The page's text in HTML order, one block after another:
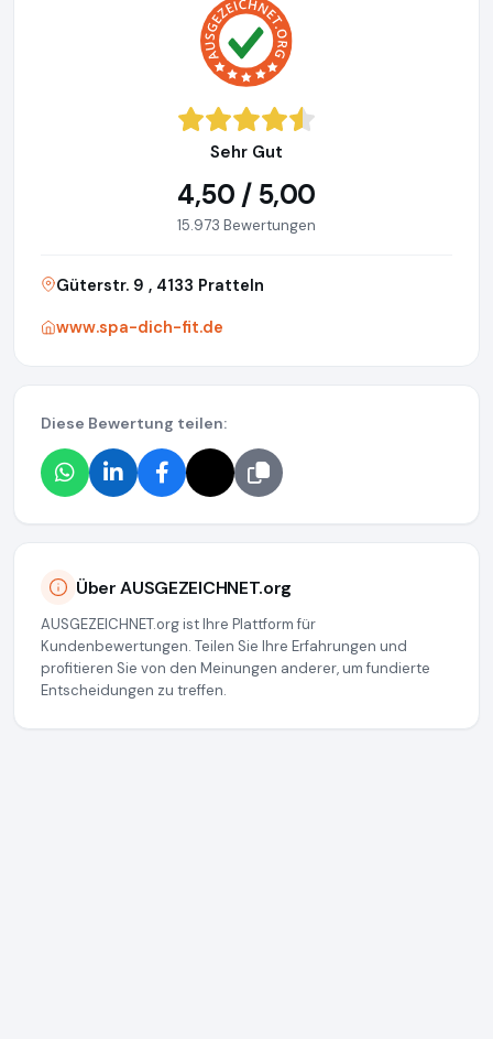
Sehr Gut
4,50 / 5,00
15.973 Bewertungen
Güterstr. 9 , 4133 Pratteln
www.spa-dich-fit.de
Diese Bewertung teilen:
Über AUSGEZEICHNET.org
AUSGEZEICHNET.org ist Ihre Plattform für
Kundenbewertungen. Teilen Sie Ihre Erfahrungen und
profitieren Sie von den Meinungen anderer, um fundierte
Entscheidungen zu treffen.